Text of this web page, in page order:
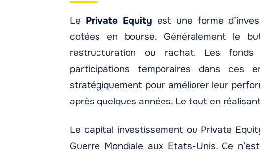
Le Private Equity est une forme
cotées en bourse. Généralement le
restructuration ou rachat. Les
participations temporaires dans ces
stratégiquement pour améliorer leur
après quelques années. Le tout en
Le capital investissement ou Private
Guerre Mondiale aux Etats-Unis. Ce